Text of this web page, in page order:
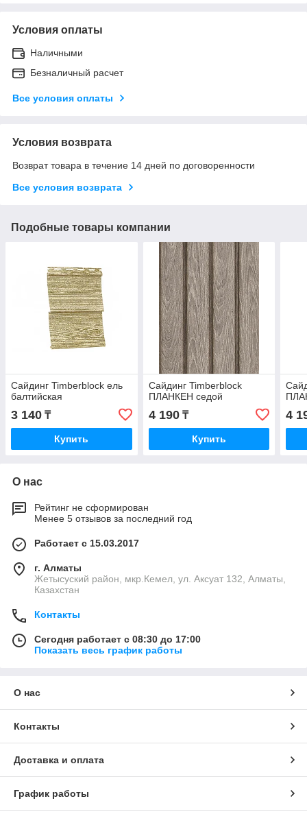
Условия оплаты
Наличными
Безналичный расчет
Все условия оплаты
Условия возврата
Возврат товара в течение 14 дней по договоренности
Все условия возврата
Подобные товары компании
Сайдинг Timberblock ель
балтийская
3 140 ₸
Купить
Сайдинг Timberblock
ПЛАНКЕН седой
4 190₸
Купить
4
О нас
Рейтинг не сформирован
Менее 5 отзывов за последний год
Работает с 15.03.2017
г. Алматы
Жетысуский район, мкр.Кемел, ул. Аксуат 132, Алматы,
Казахстан
Контакты
Сегодня работает с 08:30 до 17:00
Показать весь график работы
О нас
Контакты
Доставка и оплата
График работы